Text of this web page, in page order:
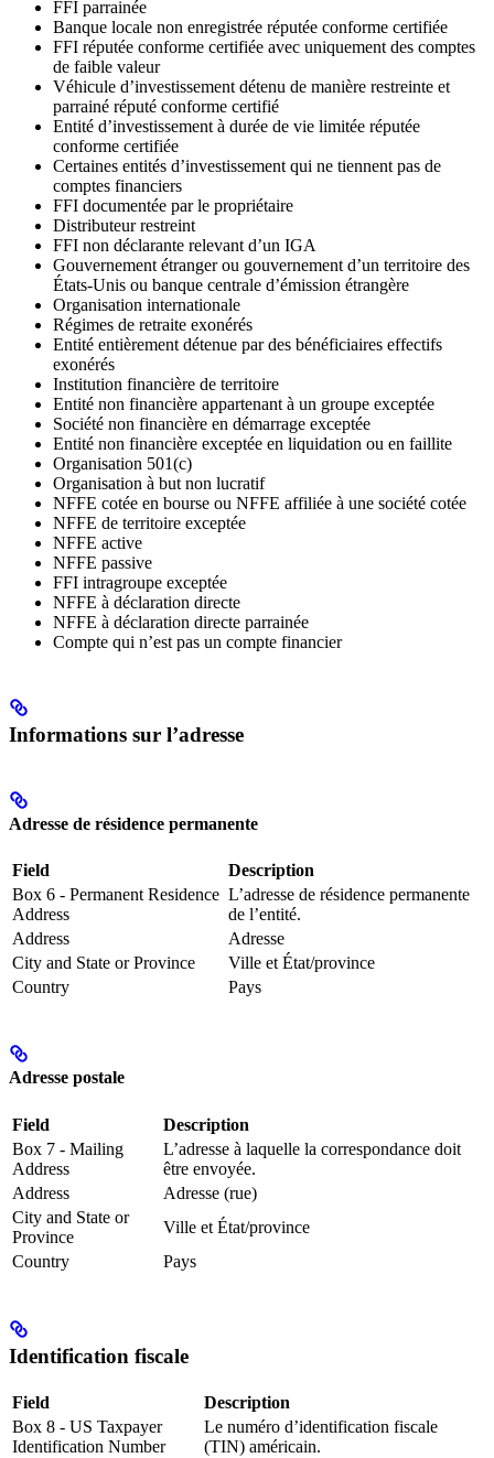
FFI parrainée
Banque locale non enregistrée réputée conforme certifiée
FFI réputée conforme certifiée avec uniquement des comptes
de faible valeur
Véhicule d’investissement détenu de manière restreinte et
parrainé réputé conforme certifié
Entité d’investissement à durée de vie limitée réputée
conforme certifiée
Certaines entités d’investissement qui ne tiennent pas de
comptes financiers
FFI documentée par le propriétaire
Distributeur restreint
FFI non déclarante relevant d’un IGA
Gouvernement étranger ou gouvernement d’un territoire des
États-Unis ou banque centrale d’émission étrangère
Organisation internationale
Régimes de retraite exonérés
Entité entièrement détenue par des bénéficiaires effectifs
exonérés
Institution financière de territoire
Entité non financière appartenant à un groupe exceptée
Société non financière en démarrage exceptée
Entité non financière exceptée en liquidation ou en faillite
Organisation 501(c)
Organisation à but non lucratif
NFFE cotée en bourse ou NFFE affiliée à une société cotée
NFFE de territoire exceptée
NFFE active
NFFE passive
FFI intragroupe exceptée
NFFE à déclaration directe
NFFE à déclaration directe parrainée
Compte qui n’est pas un compte financier
Informations sur l’adresse
Adresse de résidence permanente
Field
Description
Box 6 - Permanent Residence
Address
L’adresse de résidence permanente
de l’entité.
Address
Adresse
City and State or Province
Ville et État/province
Country
Pays
Adresse postale
Field
Description
Box 7 - Mailing
Address
L’adresse à laquelle la correspondance doit
être envoyée.
Address
Adresse (rue)
City and State or
Province
Ville et État/province
Country
Pays
Identification fiscale
Field
Description
Box 8 - US Taxpayer
Identification Number
Le numéro d’identification fiscale
(TIN) américain.